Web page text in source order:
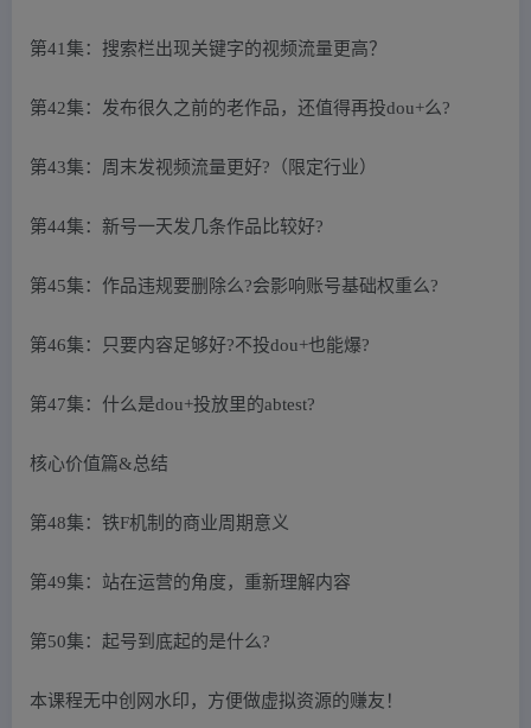
第41集：搜索栏出现关键字的视频流量更高？
第42集：发布很久之前的老作品，还值得再投dou+么?
第43集：周末发视频流量更好?（限定行业）
第44集：新号一天发几条作品比较好?
第45集：作品违规要删除么?会影响账号基础权重么?
第46集：只要内容足够好?不投dou+也能爆?
第47集：什么是dou+投放里的abtest?
核心价值篇&总结
第48集：铁F机制的商业周期意义
第49集：站在运营的角度，重新理解内容
第50集：起号到底起的是什么?
本课程无中创网水印，方便做虚拟资源的赚友！